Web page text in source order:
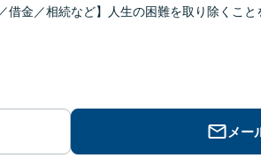
借金／相続など】人生の困難を取り除くこ
メー